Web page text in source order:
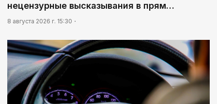
нецензурные высказывания в прям…
8 августа 2026 г. 15:30